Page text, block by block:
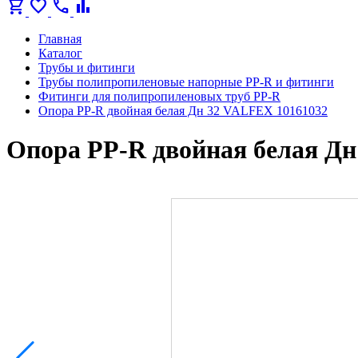
shopping_cart favorite call bar_chart
Главная
Каталог
Трубы и фитинги
Трубы полипропиленовые напорные PP-R и фитинги
Фитинги для полипропиленовых труб PP-R
Опора PP-R двойная белая Дн 32 VALFEX 10161032
Опора PP-R двойная белая